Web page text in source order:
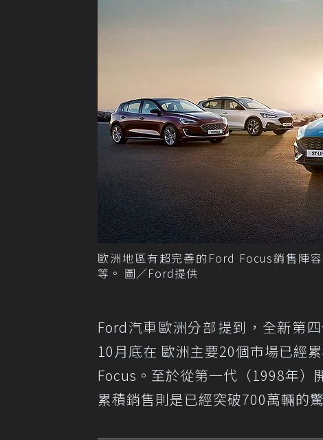
歐洲地區有超完善的Ford Focus銷售陣
等。 圖／Ford提供
Ford汽車歐洲分部提到，全新第
10月底在 歐洲主要20個市場已經
Focus。至於從第一代（1998年）
累積銷售則是已經突破700萬輛的